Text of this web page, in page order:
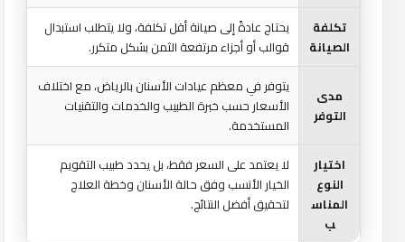
تكلفة
الصيانة
يحتاج عادةً إلى صيانة أقل تكلفة، ولا يتطلب استبدال
قوالب أو أجزاء مرتفعة الثمن بشكل متكرر.
مدى
التوفر
يتوفر في معظم عيادات الأسنان بالرياض، مع اختلاف
الأسعار حسب خبرة الطبيب والخدمات والتقنيات
المستخدمة.
اختيار
النوع
المناس
ب
لا يعتمد على السعر فقط، بل يحدد طبيب التقويم
الخيار الأنسب وفق حالة الأسنان وخطة العلاج
لتحقيق أفضل النتائج.